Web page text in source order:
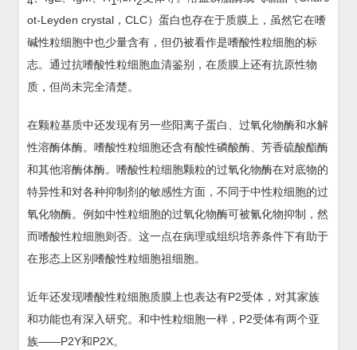
ot-Leyden crystal，CLC）蛋白也存在于质膜上，虽然它在嗜
碱性粒细胞中也少量含有，但仍被看作是嗜酸性粒细胞的标
志。通过抗嗜酸性粒细胞血清鉴别，在质膜上还有抗原性物
质，但尚未完全清楚。
在颗粒基质中还发现有另一些阳离子蛋白、过氧化物酶和水解
性溶酶体酶。嗜酸性粒细胞还含有酸性磷酸酶、芳香硫酸酯酶
和其他溶酶体酶。嗜酸性粒细胞颗粒的过氧化物酶在对底物的
特异性和对各种抑制剂的敏感性方面，不同于中性粒细胞的过
氧化物酶。例如中性粒细胞的过氧化物酶可被氰化物抑制，然
而嗜酸性粒细胞则否。这一点在病理或组织培养条件下有助于
在形态上区别嗜酸性粒细胞祖细胞。
近年还发现嗜酸性粒细胞质膜上也表达有P2受体，对其家族
和功能也有深入研究。和中性粒细胞一样，P2受体有两个亚
族——P2Y和P2X。